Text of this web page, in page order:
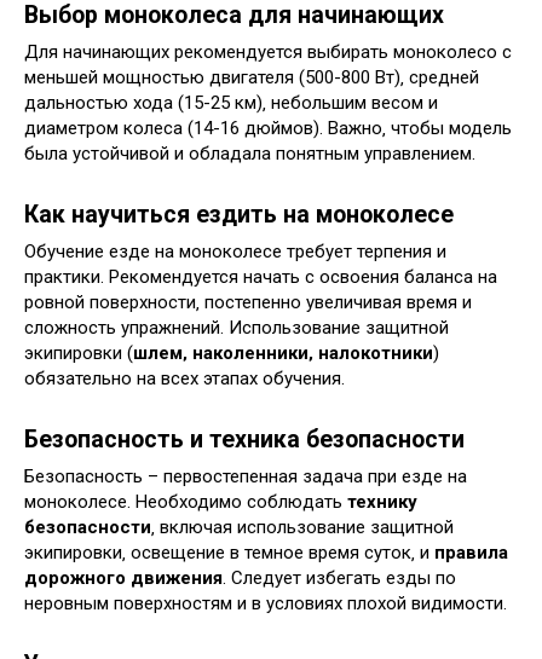
Выбор моноколеса для начинающих
Для начинающих рекомендуется выбирать моноколесо с
меньшей мощностью двигателя (500-800 Вт)‚ средней
дальностью хода (15-25 км)‚ небольшим весом и
диаметром колеса (14-16 дюймов). Важно‚ чтобы модель
была устойчивой и обладала понятным управлением.
Как научиться ездить на моноколесе
Обучение езде на моноколесе требует терпения и
практики. Рекомендуется начать с освоения баланса на
ровной поверхности‚ постепенно увеличивая время и
сложность упражнений. Использование защитной
экипировки (шлем‚ наколенники‚ налокотники)
обязательно на всех этапах обучения.
Безопасность и техника безопасности
Безопасность – первостепенная задача при езде на
моноколесе. Необходимо соблюдать технику
безопасности‚ включая использование защитной
экипировки‚ освещение в темное время суток‚ и правила
дорожного движения. Следует избегать езды по
неровным поверхностям и в условиях плохой видимости.